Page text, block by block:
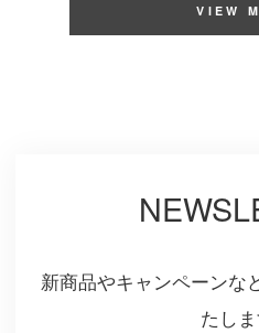
VIEW
新商品やキャンペーンな
たしま